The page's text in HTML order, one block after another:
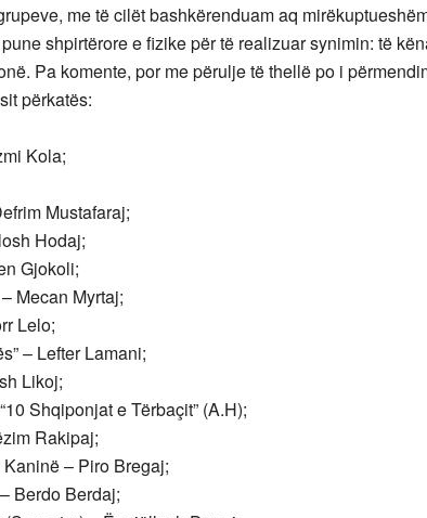
me të cilët bashkërenduam aq
shpirtërore e fizike për të realizuar synimin: të
Pa komente, por me përulje të thellë po i
përkatës:
Kola;
Mustafaraj;
Hodaj;
Gjokoli;
Mecan Myrtaj;
Lelo;
– Lefter Lamani;
Likoj;
Shqiponjat e Tërbaçit” (A.H);
Rakipaj;
Kaninë – Piro Bregaj;
Berdo Berdaj;